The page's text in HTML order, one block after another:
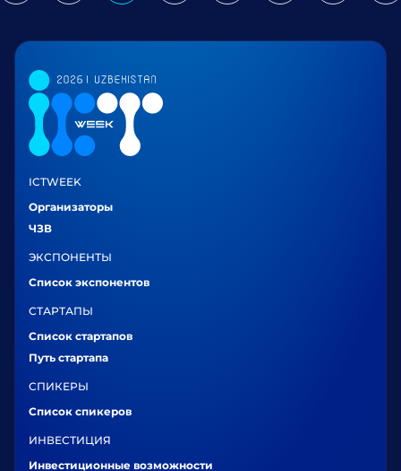
ICTWEEK
Организаторы
ЧЗВ
ЭКСПОНЕНТЫ
Список экспонентов
СТАРТАПЫ
Список стартапов
Путь стартапа
СПИКЕРЫ
Список спикеров
ИНВЕСТИЦИЯ
Инвестиционные возможности